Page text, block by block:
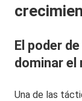
El poder
dominar el
Una de las